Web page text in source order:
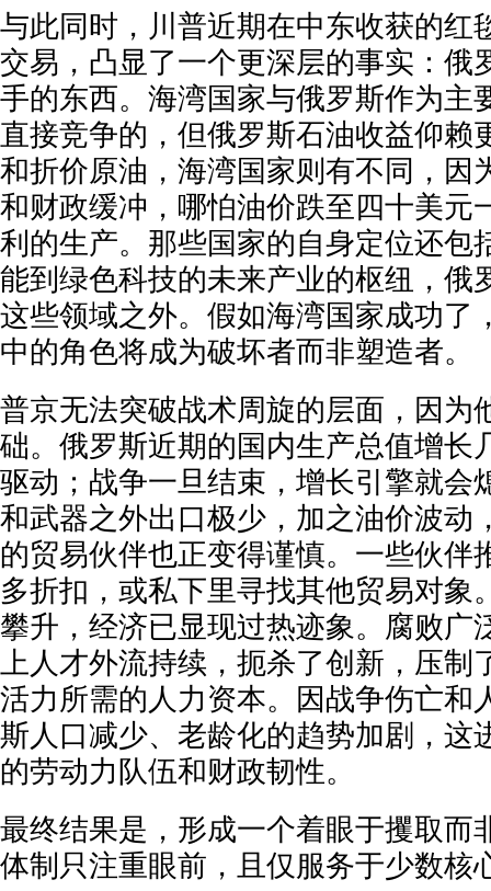
与此同时，川普近期在中东收获的红
交易，凸显了一个更深层的事实：俄
手的东西。海湾国家与俄罗斯作为主
直接竞争的，但俄罗斯石油收益仰赖
和折价原油，海湾国家则有不同，因
和财政缓冲，哪怕油价跌至四十美元
利的生产。那些国家的自身定位还包
能到绿色科技的未来产业的枢纽，俄
这些领域之外。假如海湾国家成功了
中的角色将成为破坏者而非塑造者。
普京无法突破战术周旋的层面，因为
础。俄罗斯近期的国内生产总值增长
驱动；战争一旦结束，增长引擎就会
和武器之外出口极少，加之油价波动
的贸易伙伴也正变得谨慎。一些伙伴
多折扣，或私下里寻找其他贸易对象
攀升，经济已显现过热迹象。腐败广
上人才外流持续，扼杀了创新，压制
活力所需的人力资本。因战争伤亡和
斯人口减少、老龄化的趋势加剧，这
的劳动力队伍和财政韧性。
最终结果是，形成一个着眼于攫取而
体制只注重眼前，且仅服务于少数核